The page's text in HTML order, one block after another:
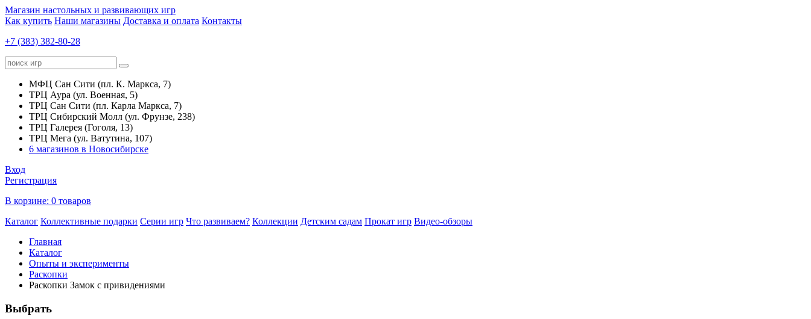
Магазин настольных и развивающих игр
Как купить Наши магазины Доставка и оплата Контакты
+7 (383) 382-80-28
МФЦ Сан Сити (пл. К. Маркса, 7)
ТРЦ Аура (ул. Военная, 5)
ТРЦ Сан Сити (пл. Карла Маркса, 7)
ТРЦ Сибирский Молл (ул. Фрунзе, 238)
ТРЦ Галерея (Гоголя, 13)
ТРЦ Мега (ул. Ватутина, 107)
6 магазинов в Новосибирске
Вход
Регистрация
В корзине: 0 товаров
Каталог Коллективные подарки Серии игр Что развиваем? Коллекции Детским садам Прокат игр Видео-обзоры
Главная
Каталог
Опыты и эксперименты
Раскопки
Раскопки Замок с привидениями
Выбрать